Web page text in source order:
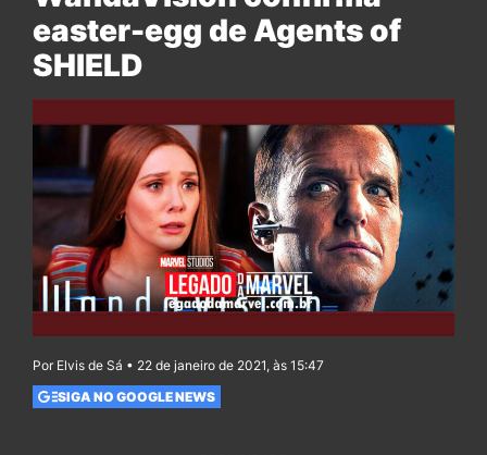
easter-egg de Agents of
SHIELD
Por Elvis de Sá • 22 de janeiro de 2021, às 15:47
SIGA NO GOOGLE NEWS